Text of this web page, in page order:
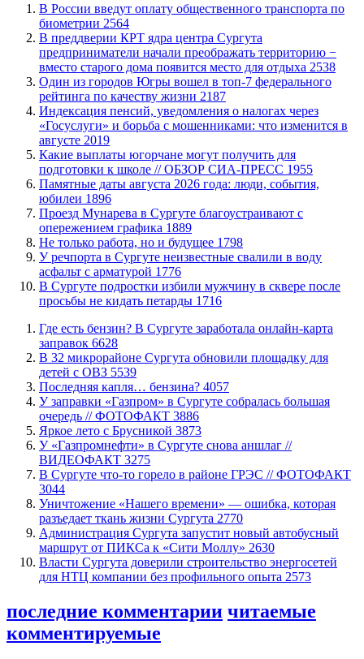
В России введут оплату общественного транспорта по
биометрии 2564
​В преддверии КРТ ядра центра Сургута
предприниматели начали преображать территорию −
вместо старого дома появится место для отдыха 2538
Один из городов Югры вошел в топ-7 федерального
рейтинга по качеству жизни 2187
​Индексация пенсий, уведомления о налогах через
«Госуслуги» и борьба с мошенниками: что изменится в
августе 2019
Какие выплаты югорчане могут получить для
подготовки к школе // ОБЗОР СИА-ПРЕСС 1955
​Памятные даты августа 2026 года: люди, события,
юбилеи 1896
​Проезд Мунарева в Сургуте благоустраивают с
опережением графика 1889
​Не только работа, но и будущее 1798
​У речпорта в Сургуте неизвестные свалили в воду
асфальт с арматурой 1776
В Сургуте подростки избили мужчину в сквере после
просьбы не кидать петарды 1716
​Где есть бензин? В Сургуте заработала онлайн-карта
заправок 6628
В 32 микрорайоне Сургута обновили площадку для
детей с ОВЗ 5539
​Последняя капля… бензина? 4057
​У заправки «Газпром» в Сургуте собралась большая
очередь // ФОТОФАКТ 3886
Яркое лето с Брусникой 3873
У «Газпромнефти» в Сургуте снова аншлаг //
ВИДЕОФАКТ 3275
​В Сургуте что-то горело в районе ГРЭС // ФОТОФАКТ
3044
​Уничтожение «Нашего времени» — ошибка, которая
разъедает ткань жизни Сургута 2770
​Администрация Сургута запустит новый автобусный
маршрут от ПИКСа к «Сити Моллу» 2630
Власти Сургута доверили строительство энергосетей
для НТЦ компании без профильного опыта 2573
последние комментарии читаемые
комментируемые